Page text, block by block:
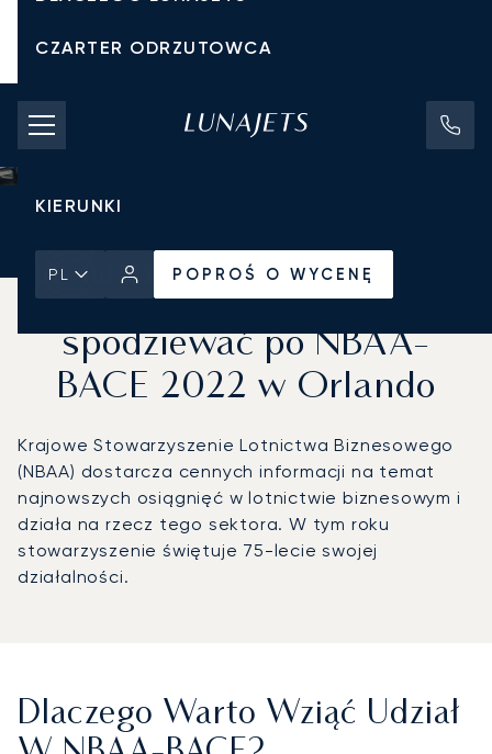
CZARTER ODRZUTOWCA
KOSZTY CZARTERU
PRYWATNE ODRZUTOWCE
KIERUNKI
PL POPROŚ O WYCENĘ
Czego można się
spodziewać po NBAA-
BACE 2022 w Orlando
Krajowe Stowarzyszenie Lotnictwa Biznesowego
(NBAA) dostarcza cennych informacji na temat
najnowszych osiągnięć w lotnictwie biznesowym i
działa na rzecz tego sektora. W tym roku
stowarzyszenie świętuje 75-lecie swojej
działalności.
Dlaczego Warto Wziąć Udział